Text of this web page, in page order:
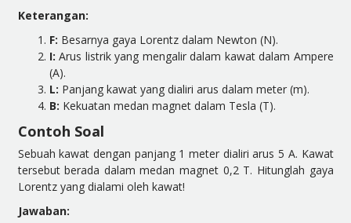
Keterangan:
F: Besarnya gaya Lorentz dalam Newton (N).
I: Arus listrik yang mengalir dalam kawat dalam Ampere
(A).
L: Panjang kawat yang dialiri arus dalam meter (m).
B: Kekuatan medan magnet dalam Tesla (T).
Contoh Soal
Sebuah kawat dengan panjang 1 meter dialiri arus 5 A. Kawat
tersebut berada dalam medan magnet 0,2 T. Hitunglah gaya
Lorentz yang dialami oleh kawat!
Jawaban: